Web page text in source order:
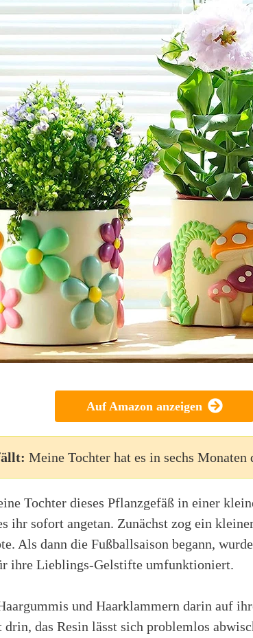
Auf Amazon anzeigen
Meine Tochter hat es in sechs
Tochter dieses Pflanzgefäß in einer
ihr sofort angetan. Zunächst zog ein
Als dann die Fußballsaison begann,
ihre Lieblings-Gelstifte umfunktioniert.
und Haarklammern darin auf
das Resin lässt sich problemlos